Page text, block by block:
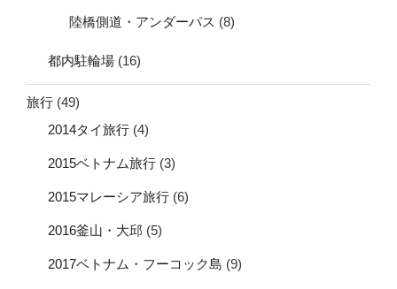
陸橋側道・アンダーパス (8)
都内駐輪場 (16)
旅行 (49)
2014タイ旅行 (4)
2015ベトナム旅行 (3)
2015マレーシア旅行 (6)
2016釜山・大邱 (5)
2017ベトナム・フーコック島 (9)